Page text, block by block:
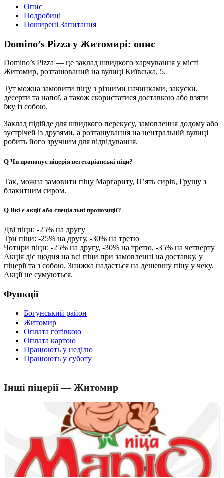
Опис
Подробиці
Поширені Запитання
Domino’s Pizza у Житомирі: опис
Domino’s Pizza — це заклад швидкого харчування у місті
Житомир, розташований на вулиці Київська, 5.
Тут можна замовити піцу з різними начинками, закуски,
десерти та напої, а також скористатися доставкою або взяти
їжу із собою.
Заклад підійде для швидкого перекусу, замовлення додому або
зустрічей із друзями, а розташування на центральній вулиці
робить його зручним для відвідування.
Q Чи пропонує піцерія вегетаріанські піци?
Так, можна замовити піцу Маргариту, П’ять сирів, Грушу з
блакитним сиром.
Q Які є акції або спеціальні пропозиції?
Дві піци: -25% на другу
Три піци: -25% на другу, -30% на третю
Чотири піци: -25% на другу, -30% на третю, -35% на четверту
Акція діє щодня на всі піци при замовленні на доставку, у
піцерії та з собою. Знижка надається на дешевшу піцу у чеку.
Акції не сумуються.
Функції
Богунський район
Житомир
Оплата готівкою
Оплата картою
Працюють у неділю
Працюють у суботу
Інші піцерії — Житомир